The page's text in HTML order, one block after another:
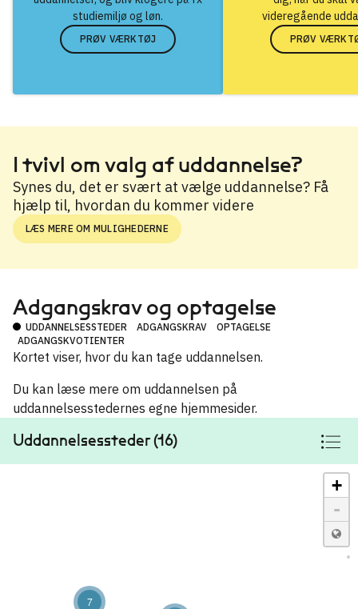
studiemiljø og løn.
PRØV VÆRKTØJ
videregående
PRØV
I tvivl om valg af uddannelse?
Synes du, det er svært at vælge uddannelse? Få
hjælp til, hvordan du kommer videre
LÆS MERE OM MULIGHEDERNE
Adgangskrav og optagelse
UDDANNELSESSTEDER ADGANGSKRAV
OPTAGELSE
ADGANGSKVOTIENTER
Kortet viser, hvor du kan tage uddannelsen.
Du kan læse mere om uddannelsen på
uddannelsesstedernes egne hjemmesider.
Uddannelsessteder (16)
7
+
-